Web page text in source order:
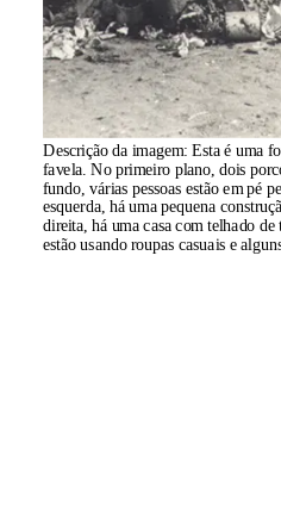
Descrição da imagem:Esta é uma
favela. No primeiro plano, dois
fundo, várias pessoas estão em pé
esquerda, há uma pequena
direita, há uma casa com telhado de
estão usando roupas casuais e